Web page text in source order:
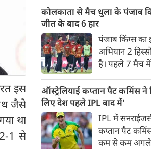
इस
जैसे
था
1 से
कोलकाता से मैच धुला के पंजाब
जीत के बाद 6 हार
पंजाब किंग्स का
अभियान 2
है। पहले 7 मैच
उसे हार का
बाद अंतिम मैच
लेकिन तब तक
लखनऊ के हाथ
ऑस्ट्रेलियाई कप्तान पैट कमिंस ने
लिए देश पहले IPL बाद में'
IPL में
कप्तान पैट
कम से कम अगले